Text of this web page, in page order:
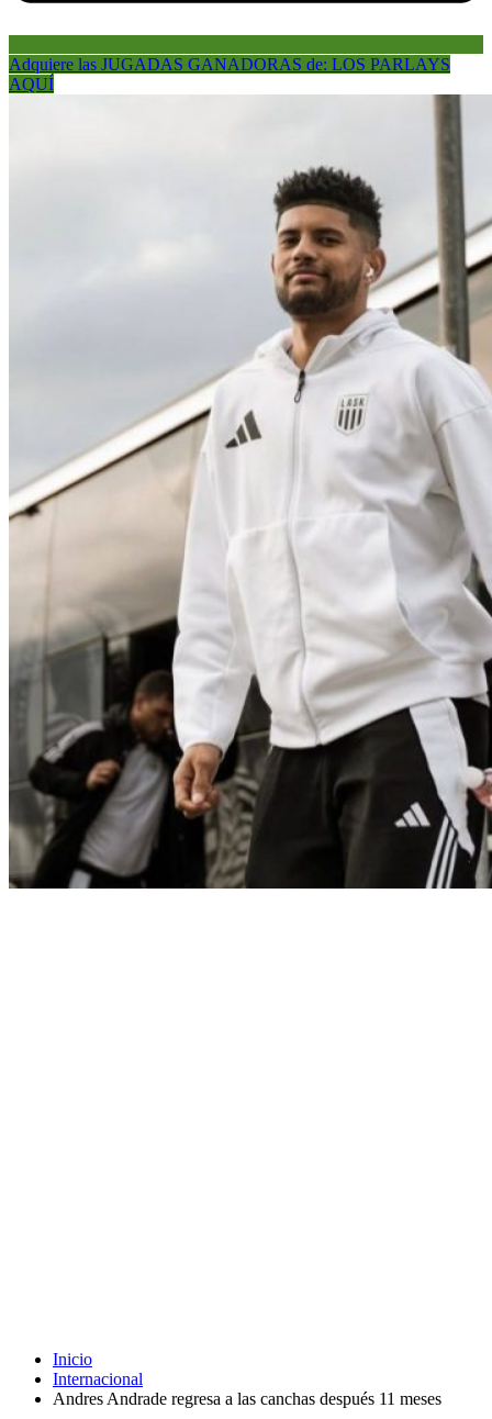
Adquiere las JUGADAS GANADORAS de: LOS PARLAYS
AQUÍ
Inicio
Internacional
Andres Andrade regresa a las canchas después 11 meses